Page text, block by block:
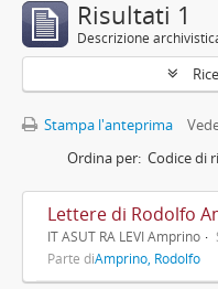
Risultati 1
Descrizione
Stampa l'anteprima
Ordina per: Codice di
Lettere di Rodolfo
IT ASUT RA LEVI Amprino
Parte diAmprino, Rodolfo